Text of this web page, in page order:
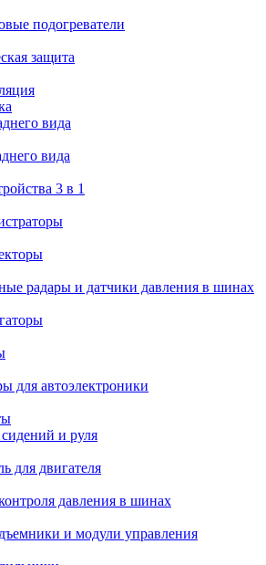
подогреватели
защита
вида
вида
3 в 1
радары и датчики давления в шинах
для автоэлектроники
и руля
для двигателя
давления в шинах
и модули управления